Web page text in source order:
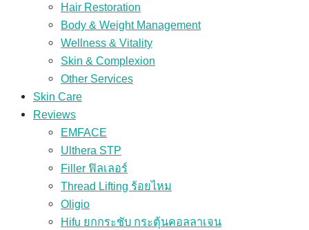
Hair Restoration
Body & Weight Management
Wellness & Vitality
Skin & Complexion
Other Services
Skin Care
Reviews
EMFACE
Ulthera STP
Filler ฟิลเลอร์
Thread Lifting ร้อยไหม
Oligio
Hifu ยกกระชับ กระตุ้นคอลลาเจน